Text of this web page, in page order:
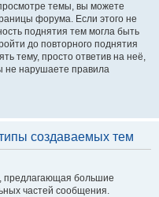
темы, вы можете
форума. Если этого не
поднятия тем могла быть
до повторного поднятия
тему, просто ответив на неё,
не нарушаете правила
создаваемых тем
предлагающая большие
частей сообщения.